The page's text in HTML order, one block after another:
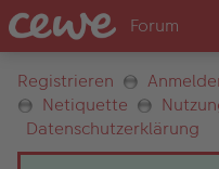
Registrieren
Netiquette
Datenschutzerklärung